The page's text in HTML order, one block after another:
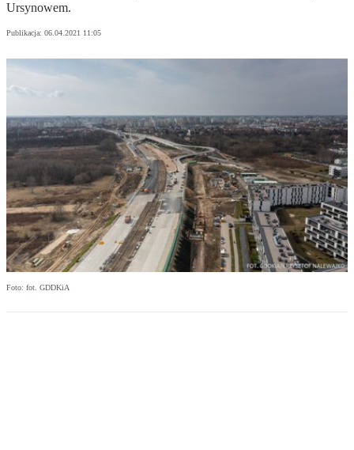
Ursynowem.
Publikacja: 06.04.2021 11:05
Foto: fot. GDDKiA